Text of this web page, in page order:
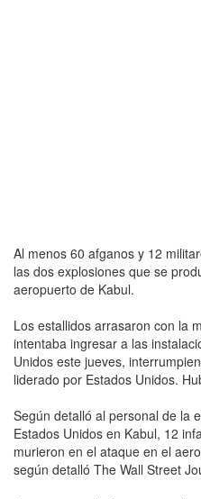
Al menos 60 afganos y 12
las dos explosiones que se
aeropuerto de Kabul.
Los estallidos arrasaron con la
intentaba ingresar a las
Unidos este jueves,
liderado por Estados Unidos.
Según detalló al personal de la
Estados Unidos en Kabul, 12
murieron en el ataque en el
según detalló The Wall Street